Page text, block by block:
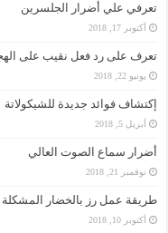
تعرفي علي أضرار الجلسرين
أكتوبر 17, 2018
تعرف على رد فعل نقيب على
يونيو 22, 2018
إكتشاف فوائد جديدة للشيكولاتة
أبريل 5, 2018
أضرار سماع الصوت العالي
نوفمبر 21, 2018
طريقة عمل رز بالخضار المشكلة
أكتوبر 10, 2018